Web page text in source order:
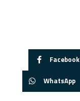
Facebook
WhatsApp